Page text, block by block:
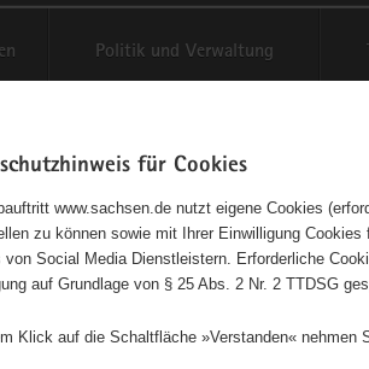
Politik und Verwaltung
auf Karte anzeigen
für Cookies
www.sachsen.de nutzt eigene Cookies
zu können sowie mit Ihrer Einwilligung Cookies
von Social Media Dienstleistern. Erforderliche
auf Grundlage von § 25 Abs. 2 Nr. 2 TTDSG
Klick auf die Schaltfläche »Verstanden« nehmen